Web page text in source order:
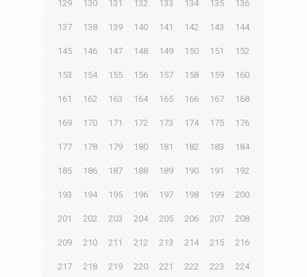
129 130 131 132 133 134 135 136
137 138 139 140 141 142 143 144
145 146 147 148 149 150 151 152
153 154 155 156 157 158 159 160
161 162 163 164 165 166 167 168
169 170 171 172 173 174 175 176
177 178 179 180 181 182 183 184
185 186 187 188 189 190 191 192
193 194 195 196 197 198 199 200
201 202 203 204 205 206 207 208
209 210 211 212 213 214 215 216
217 218 219 220 221 222 223 224